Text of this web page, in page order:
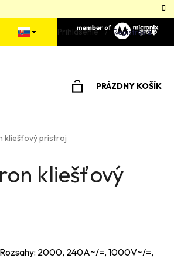
Prihlásenie Registrácia
PRÁZDNY KOŠÍK
kliešťový prístroj
kliešťový
2000, 240A~/=, 1000V~/=,